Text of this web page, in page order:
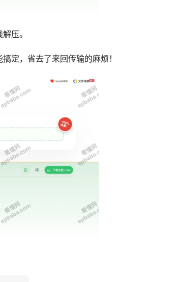
压。
定，省去了来回传输的麻烦！